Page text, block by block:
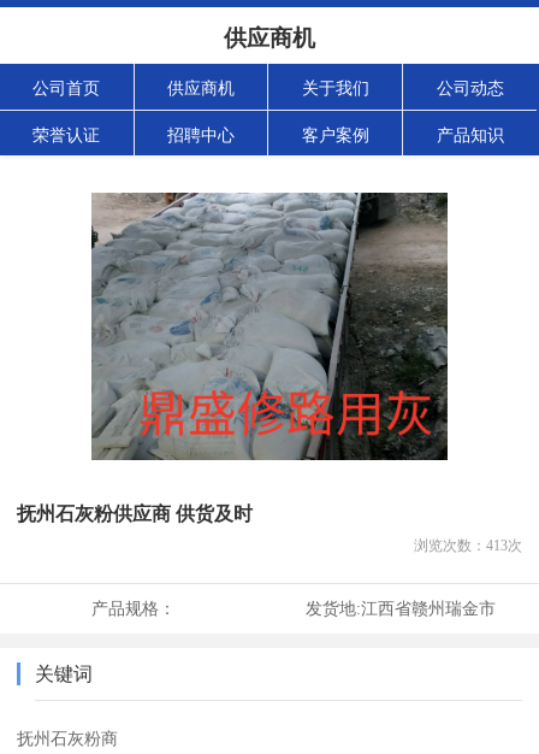
供应商机
公司首页 供应商机 关于我们 公司动态
荣誉认证 招聘中心 客户案例 产品知识
抚州石灰粉供应商 供货及时
浏览次数： 413次
产品规格： 发货地:江西省赣州瑞金市
关键词
抚州石灰粉商